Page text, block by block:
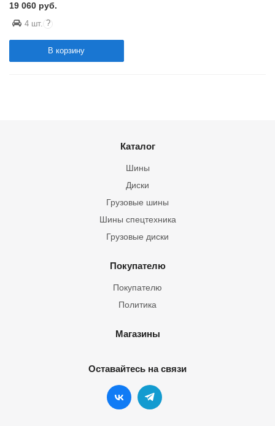
19 060 руб.
4 шт. ?
В корзину
Каталог
Шины
Грузовые шины
Шины спецтехника
Диски
Грузовые диски
Покупателю
Покупателю
Политика
Магазины
Оставайтесь на связи